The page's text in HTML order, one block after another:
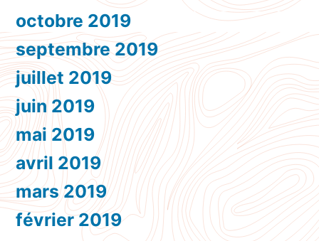
octobre 2019
septembre 2019
juillet 2019
juin 2019
mai 2019
avril 2019
mars 2019
février 2019